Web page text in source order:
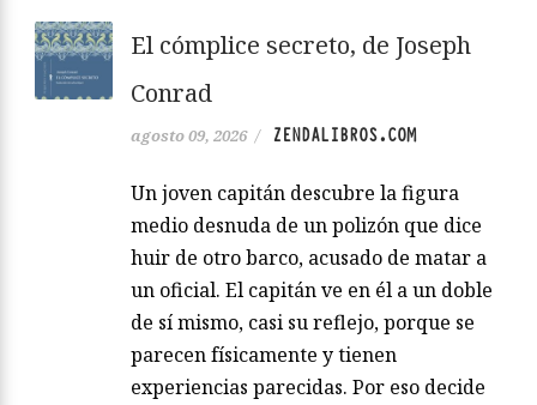
El cómplice secreto, de Joseph
Conrad
agosto 09, 2026 / ZENDALIBROS.COM
Un joven capitán descubre la figura
medio desnuda de un polizón que dice
huir de otro barco, acusado de matar a
un oficial. El capitán ve en él a un doble
de sí mismo, casi su reflejo, porque se
parecen físicamente y tienen
experiencias parecidas. Por eso decide